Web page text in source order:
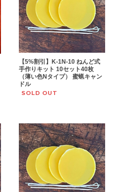
【5%割引】K-1N-10 ねんど式
手作りキット 10セット40枚
（薄い色Nタイプ） 蜜蝋キャン
ドル
SOLD OUT